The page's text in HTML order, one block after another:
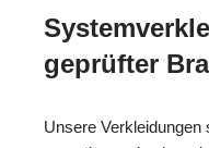
geprüfter
Unsere